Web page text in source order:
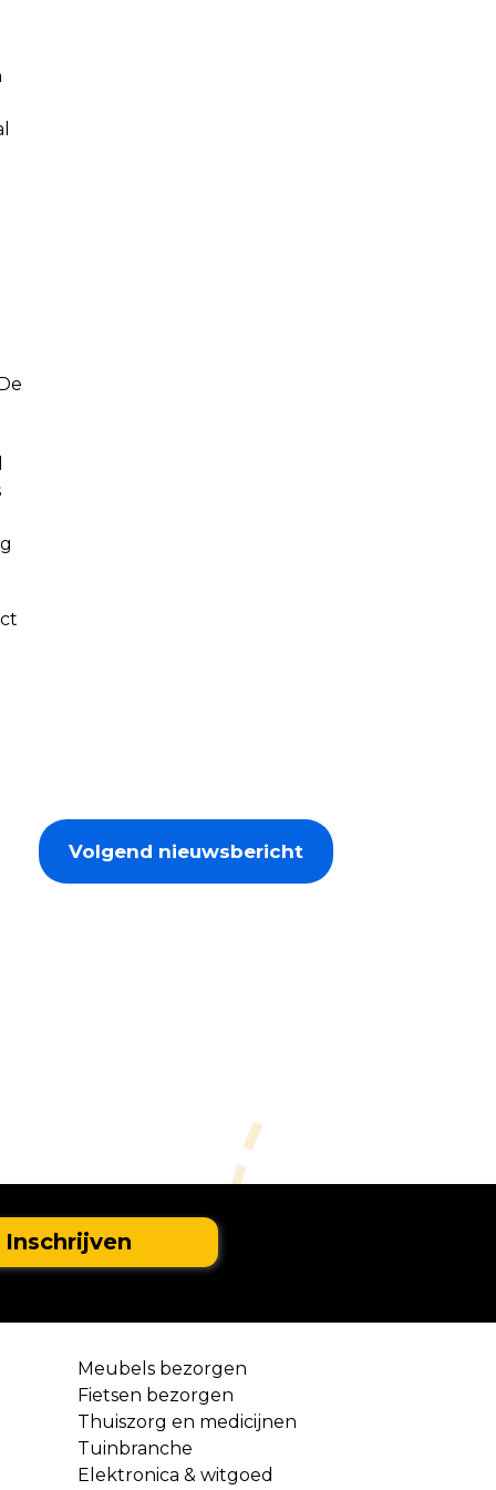
Volgend nieuwsbericht
Meubels bezorgen
Fietsen bezorgen
Thuiszorg en medicijnen
Tuinbranche
Elektronica & witgoed